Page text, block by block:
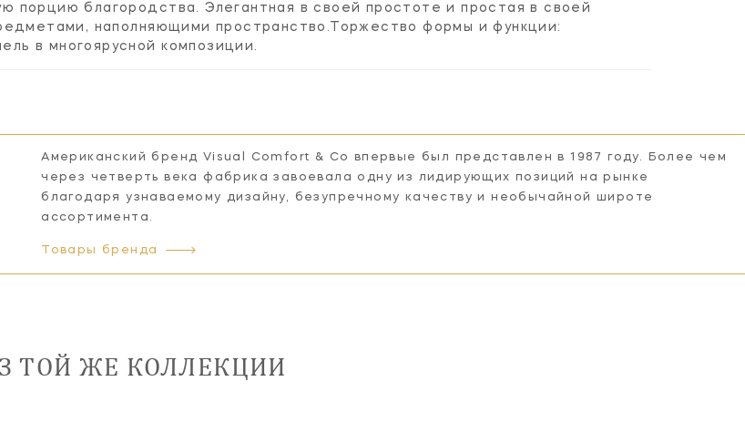
порцию благородства. Элегантная в своей простоте и простая в своей
наполняющими пространство.Торжество формы и функции:
в многоярусной композиции.
Американский бренд Visual Comfort & Co впервые был представлен в 1987 году. Более чем
через четверть века фабрика завоевала одну из лидирующих позиций на рынке
благодаря узнаваемому дизайну, безупречному качеству и необычайной широте
ассортимента.
Товары бренда
ТОЙ ЖЕ КОЛЛЕКЦИИ